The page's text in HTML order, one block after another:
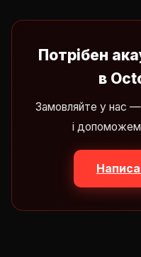
Потрібен
в
Замовляйте у нас
і